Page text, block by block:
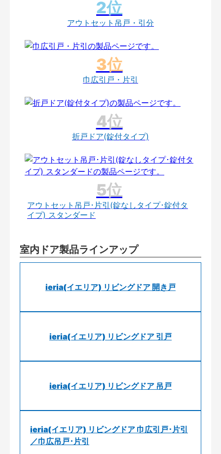
アウトセット吊戸・引分
巾広引戸・片引
折戸ドア(錠付タイプ)
アウトセット吊戸･片引(錠なしタイプ･錠付タ
イプ) スタンダード
室内ドア製品ラインアップ
ieria(イエリア) リビングドア 開き戸
ieria(イエリア) リビングドア 引戸
ieria(イエリア) リビングドア 吊戸
ieria(イエリア) リビングドア 巾広引戸･片引
／巾広吊戸･片引